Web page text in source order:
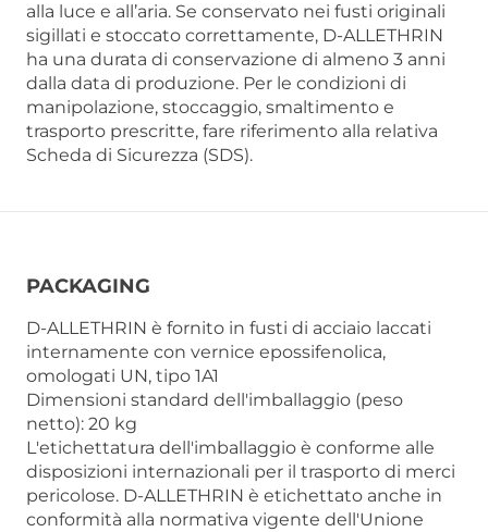
alla luce e all’aria. Se conservato nei fusti originali
sigillati e stoccato correttamente, D-ALLETHRIN
ha una durata di conservazione di almeno 3 anni
dalla data di produzione. Per le condizioni di
manipolazione, stoccaggio, smaltimento e
trasporto prescritte, fare riferimento alla relativa
Scheda di Sicurezza (SDS).
PACKAGING
D-ALLETHRIN è fornito in fusti di acciaio laccati
internamente con vernice epossifenolica,
omologati UN, tipo 1A1
Dimensioni standard dell'imballaggio (peso
netto): 20 kg
L'etichettatura dell'imballaggio è conforme alle
disposizioni internazionali per il trasporto di merci
pericolose. D-ALLETHRIN è etichettato anche in
conformità alla normativa vigente dell'Unione